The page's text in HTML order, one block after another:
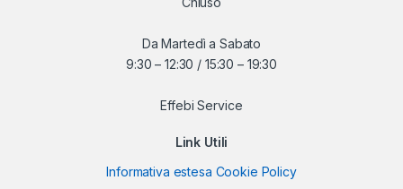
Da Martedì a Sabato
9:30 – 12:30 / 15:30 – 19:30
Effebi Service
Link Utili
Informativa estesa Cookie Policy